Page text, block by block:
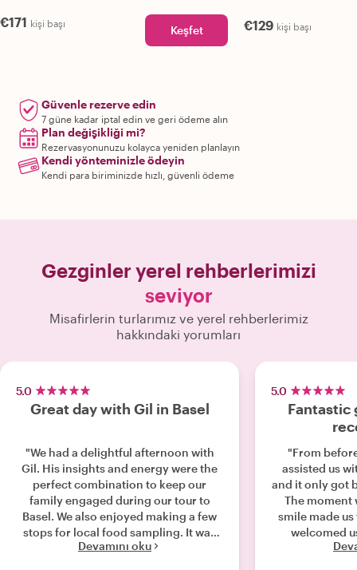
€171 kişi başı Keşfet €129 kişi başı
Güvenle rezerve edin
7 güne kadar iptal edin ve geri ödeme alın
Plan değişikliği mi?
Rezervasyonunuzu kolayca yeniden planlayın
Kendi yönteminizle ödeyin
Kendi para biriminizde hızlı, güvenli ödeme
Gezginler yerel rehberlerimizi
seviyor
Misafirlerin turlarımız ve yerel rehberlerimiz
hakkındaki yorumları
5.0
Great day with Gil in Basel
"We had a delightful afternoon with
Gil. His insights and energy were the
perfect combination to keep our
family engaged during our tour to
Basel. We also enjoyed making a few
stops for local food sampling. It was
great to see him interacting with the
Devamını oku
5.0
Fantastic
"From
assisted us
and it only got
The moment
smile made
welcomed
learned so